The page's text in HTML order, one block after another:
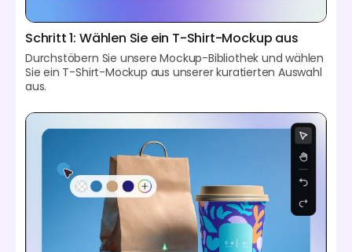
Schritt 1: Wählen Sie ein T-Shirt-Mockup aus
Durchstöbern Sie unsere Mockup-Bibliothek und wählen
Sie ein T-Shirt-Mockup aus unserer kuratierten Auswahl
aus.